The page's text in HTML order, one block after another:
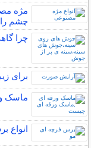
مژه
چشم را
چرا
برای
ماسک
انواع